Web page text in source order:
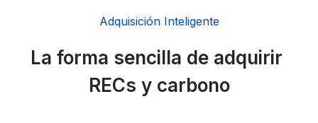
Adquisición Inteligente
La forma sencilla de adquirir
RECs y carbono